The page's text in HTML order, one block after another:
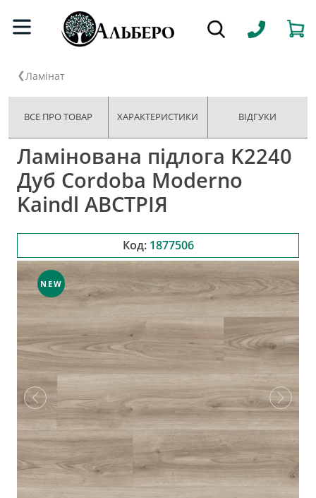
Ламінат
ВСЕ ПРО ТОВАР ХАРАКТЕРИСТИКИ ВІДГУКИ
Ламінована підлога K2240
Дуб Cordoba Moderno
Kaindl АВСТРІЯ
Код: 1877506
NEW